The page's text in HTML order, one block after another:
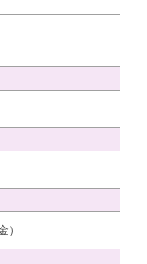
）